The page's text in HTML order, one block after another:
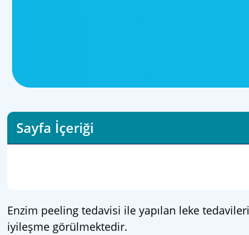
Sayfa İçeriği
Enzim peeling tedavisi ile yapılan leke
iyileşme görülmektedir.